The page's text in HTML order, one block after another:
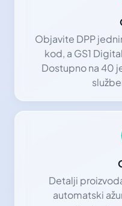
Objavite DPP
kod, a GS1
Dostupno na 40
Detalji
automatski